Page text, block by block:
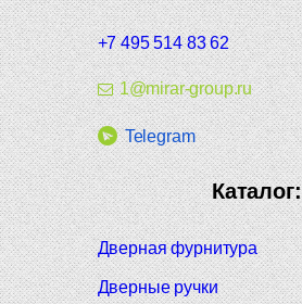
+7 495 514 83 62
1@mirar-group.ru
Telegram
Каталог:
Дверная фурнитура
Дверные ручки